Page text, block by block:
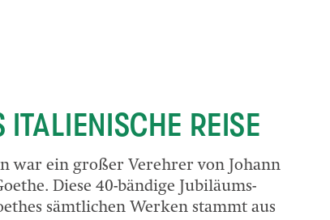
ITALIENISCHE REISE
war ein großer Verehrer von Johann
Diese 40-bändige Jubiläums-
sämtlichen Werken stammt aus